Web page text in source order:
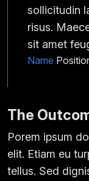
sollicitudin
risus.
sit amet
Name
The
Porem ipsum
elit. Etiam eu
tellus. Sed